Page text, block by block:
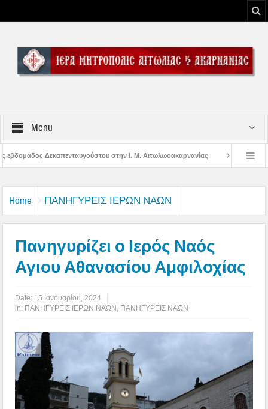
Menu
στην Ι. Μ. Αιτωλωοακαρνανίας Μήνυμα Σεβασμιωτάτου Μητροπολίτου
Home ΠΑΝΗΓΥΡΕΙΣ ΙΕΡΩΝ ΝΑΩΝ
Πανηγυρίζει ο Ιερός Ναός
Αγιου Αθανασίου Αμφιλοχίας
Date: 15 Ιανουαρίου, 2024
in: ΠΑΝΗΓΥΡΕΙΣ ΙΕΡΩΝ ΝΑΩΝ ΠΑΝΗΓΥΡΕΙΣ ΝΑΩΝ